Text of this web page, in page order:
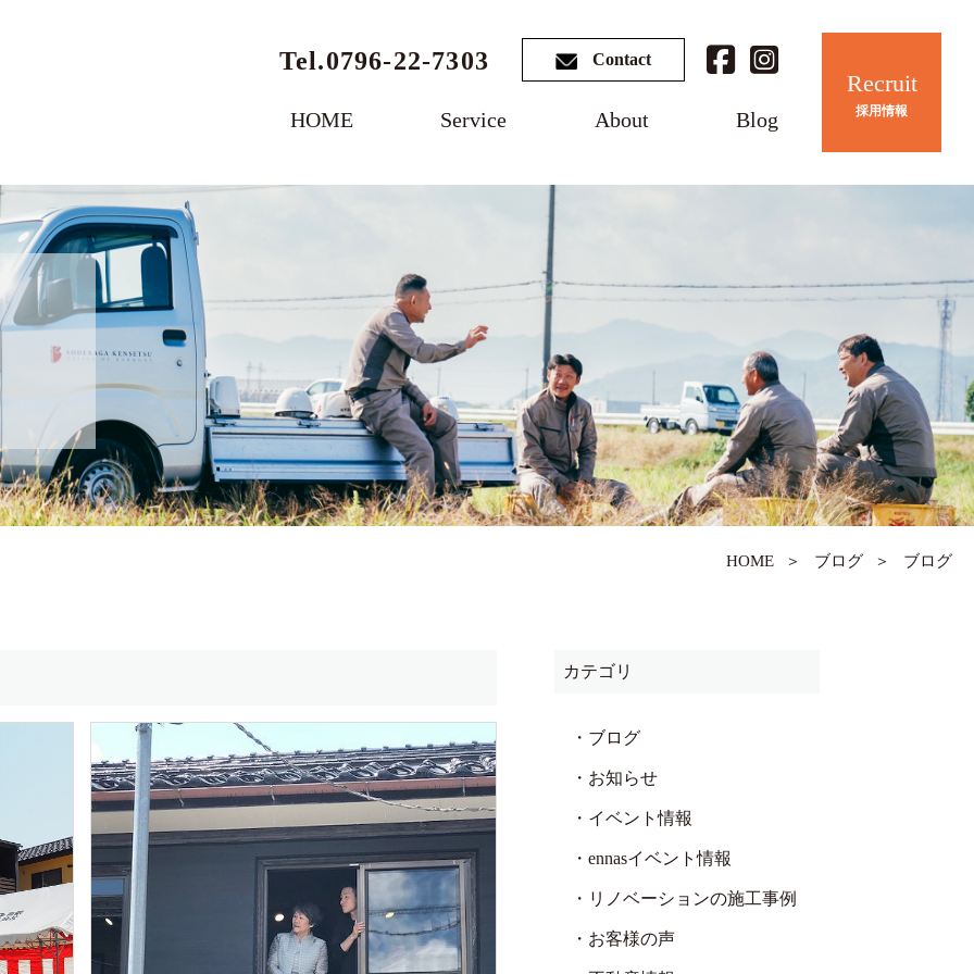
Tel.0796-22-7303 Contact
HOME Service About Blog
Recruit
採用情報
HOME ＞ ブログ ＞ ブログ
カテゴリ
・ブログ
・お知らせ
・イベント情報
・ennasイベント情報
・リノベーションの施工事例
・お客様の声